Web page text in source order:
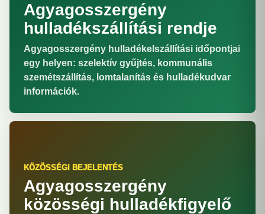
Agyagosszergény
hulladékszállítási rendje
Agyagosszergény hulladékelszállítási időpontjai
egy helyen: szelektív gyűjtés, kommunális
szemétszállítás, lomtalanítás és hulladékudvar
információk.
KÖZÖSSÉGI BEJELENTÉS
Agyagosszergény
közösségi hulladékfigyelő